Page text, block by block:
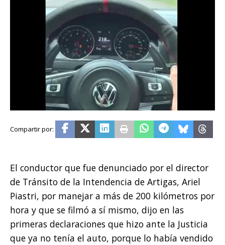
El conductor que fue denunciado por el director
de Tránsito de la Intendencia de Artigas, Ariel
Piastri, por manejar a más de 200 kilómetros por
hora y que se filmó a sí mismo, dijo en las
primeras declaraciones que hizo ante la Justicia
que ya no tenía el auto, porque lo había vendido